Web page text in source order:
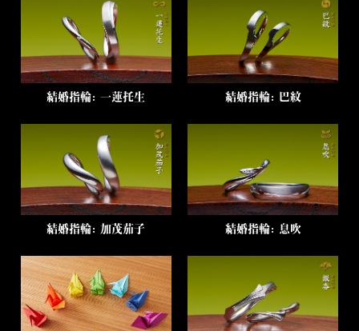
結婚指輪：一蓮托生 結婚指輪：巴紋
結婚指輪：加茂茄子 結婚指輪：息吹